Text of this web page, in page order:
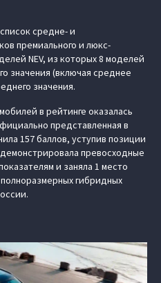
средне- и
премиального и люкс-
NEV, из которых 8 моделей
значения (включая среднее
значения.
в рейтинге оказалась
представленная в
157 баллов, уступив позиции
превосходные
и заняла 1 место
гибридных